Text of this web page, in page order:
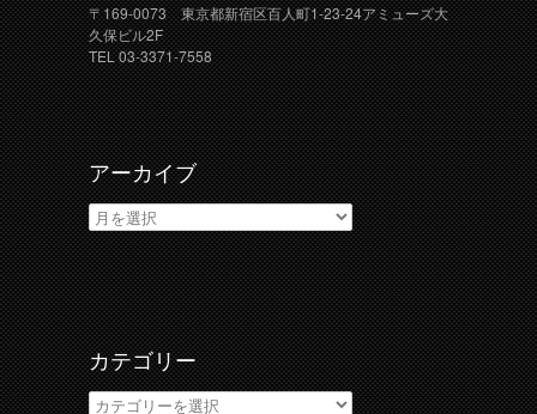
〒169-0073 東京都新宿区百人町1-23-24アミューズ大
久保ビル2F
TEL 03-3371-7558
アーカイブ
ア
ー
カ
イ
ブ
カテゴリー
カ